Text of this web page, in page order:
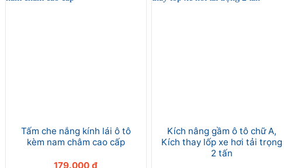
Tấm che nắng kính lái ô tô
kèm nam châm cao cấp
179.000₫
Kích nâng gầm ô tô chữ A,
Kích thay lốp xe hơi tải trọng
2 tấn